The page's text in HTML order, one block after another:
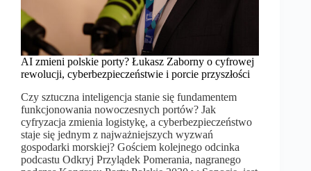
AI zmieni polskie porty? Łukasz Zaborny o cyfrowej
rewolucji, cyberbezpieczeństwie i porcie przyszłości
Czy sztuczna inteligencja stanie się fundamentem
funkcjonowania nowoczesnych portów? Jak
cyfryzacja zmienia logistykę, a cyberbezpieczeństwo
staje się jednym z najważniejszych wyzwań
gospodarki morskiej? Gościem kolejnego odcinka
podcastu Odkryj Przylądek Pomerania, nagranego